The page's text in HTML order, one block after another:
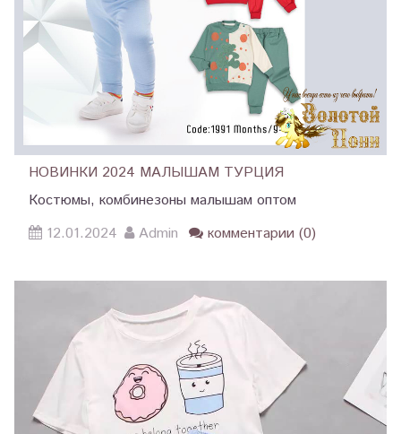
НОВИНКИ 2024 МАЛЫШАМ ТУРЦИЯ
Костюмы, комбинезоны малышам оптом
12.01.2024
Admin комментарии (0)